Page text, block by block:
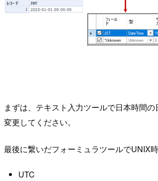
まずは、テキスト入力ツールで日本時間
変更してください。
最後に繋いだフォーミュラツールでUNIX
UTC